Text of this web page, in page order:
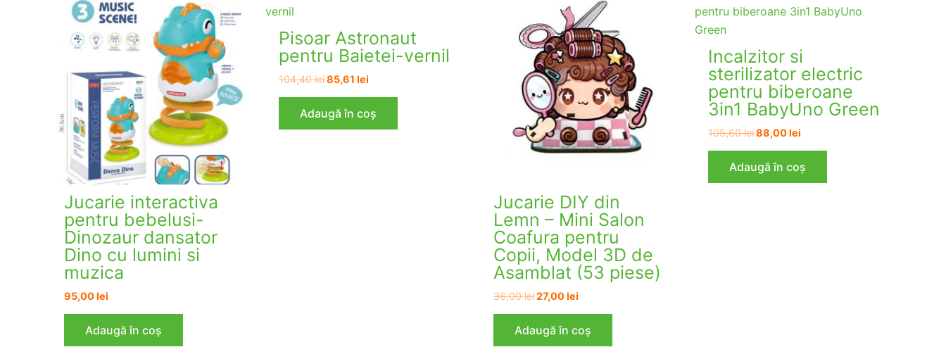
Jucarie interactiva
pentru bebelusi-
Dinozaur dansator
Dino cu lumini si
muzica
95,00lei
Adaugă în coș
Pisoar Astronaut
pentru Baietei-vernil
104,40leiPrețul
fost:
104,40 lei.
85,61lei
85,61 lei.
Adaugă în coș
Jucarie DIY din
Lemn – Mini Salon
Coafura pentru
Copii, Model 3D de
Asamblat (53 piese)
36,00leiPrețul
fost:
36,00 lei.
27,00lei
27,00 lei.
Adaugă în coș
Incalzitor si
sterilizator electric
pentru biberoane
3in1 BabyUno Green
105,60leiPrețul
fost:
105,60 lei.
88,00lei
88,00 lei.
Adaugă în coș